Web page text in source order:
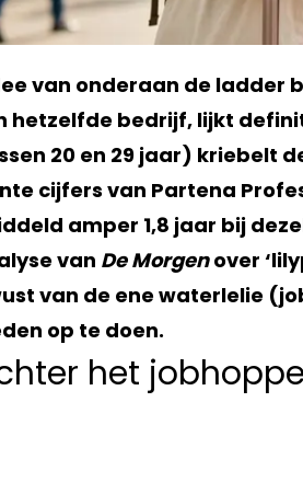
van onderaan de ladder
hetzelfde bedrijf, lijkt
20 en 29 jaar) kriebelt
cijfers van Partena
amper 1,8 jaar bij
van De Morgenover
van de ene waterlelie
op te doen.
het